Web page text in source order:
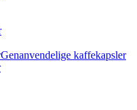
Genanvendelige kaffekapsler